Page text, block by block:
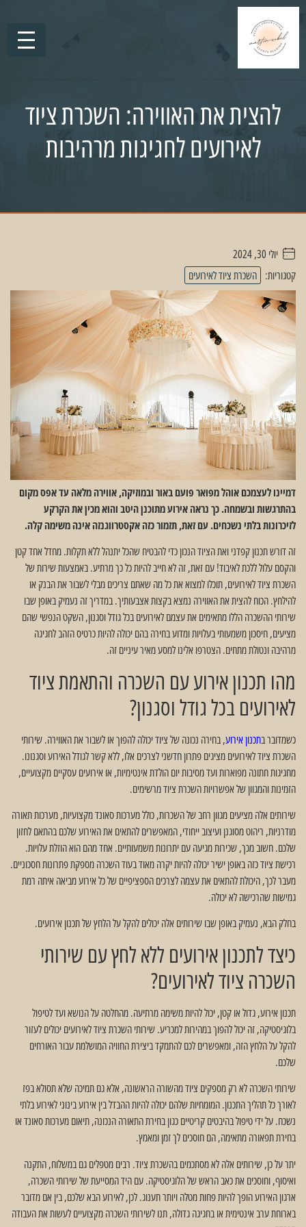
להצית את האווירה: השכרת ציוד
לאירועים לחגיגות מרהיבות
. . . . .יולי 30, 2024
קטגוריות: השכרת ציוד לאירועים
דמיינו לעצמכם אוהל מפואר פועם באור ובמוזיקה, אווירה מלאה עד אפס מקום
בהתרגשות ובשמחה. כך נראה אירוע מתוכנן היטב והוא מכין את הקרקע
לזיכרונות בלתי נשכחים. עם זאת, תזמור כזה אקסטרווגנזה אינה משימה קלה.
זה דורש תכנון קפדני ואת הציוד הנכון כדי להבטיח שהכל יתנהל ללא תקלות. מחדל אחד קטן
והקסם עלול ללכת לאיבוד! עם זאת, זה לא חייב להיות כל כך מרתיע. באמצעות שירות של
השכרת ציוד לאירועים, תוכלו למצוא את כל מה שאתם צריכים מבלי לשבור את הבנק או
להילחץ. הכוח להצית את האווירה נמצא בקצות אצבעותיך. במדריך זה נעמיק באופן שבו
שירותי ההשכרה הללו מתאימים את עצמם לאירועים בכל גודל וסגנון, השקט הנפשי שהם
מציעים, חיסכון משמעותי בעלויות ומדוע בחירה בהם יכולה להיות כרטיס הזהב לחגיגה
מרהיבה ונטולת מתחים. הצטרפו אלינו למסע מאיר עיניים זה.
מהו תכנון אירוע עם השכרה והתאמת ציוד
לאירועים בכל גודל וסגנון?
כשמדובר בתכנון אירוע, בחירה נכונה של ציוד יכולה להפוך או לשבור את האווירה. שירותי
השכרת ציוד לאירועים מציגים פתרון חדשני לצרכים אלו, ללא קשר לגודל האירוע וסגנונו.
מחגיגות חתונה מפוארות ועד מסיבות יום הולדת אינטימיות, או אירועים עסקיים מקצועיים,
הזמינות והמגוון של אפשרויות השכרת ציוד מרשימים.
שירותים אלה מציעים מגוון רחב של השכרות, כולל מערכות סאונד מקצועיות, מערכות תאורה
מודרניות, ריהוט מסוגנן ועיצוב ייחודי, המאפשרים להתאים את האירוע שלכם בהתאם לחזון
שלכם. חשוב מכך, שכירות מגיעה עם יתרונות משמעותיים. אחד מהם הוא הוזלת עלויות.
רכישת ציוד כזה באופן ישיר יכולה להיות יקרה מאוד בעוד השכרה מספקת פתרונות חסכוניים.
מעבר לכך, היכולת להתאים את עצמה לצרכים הספציפיים של כל אירוע מביאה איתה רמת
גמישות שהרכישה לא יכולה.
בחלק הבא, נעמיק באופן שבו שירותים אלה יכולים להקל על הלחץ של תכנון אירועים.
כיצד לתכנון אירועים ללא לחץ עם שירותי
השכרה ציוד לאירועים?
תכנון אירוע, גדול או קטן, יכול להיות משימה מרתיעה. מהחלטה על הנושא ועד לטיפול
בלוגיסטיקה, זה יכול להפוך במהירות למכריע. שירותי השכרת ציוד לאירועים יכולים לעזור
להקל על הלחץ הזה, ומאפשרים לכם להתמקד ביצירת החוויה המושלמת עבור האורחים
שלכם.
שירותי השכרה לא רק מספקים ציוד מהשורה הראשונה, אלא גם תמיכה שלא תסולא בפז
לאורך כל תהליך התכנון. המומחיות שלהם יכולה להיות ההבדל בין אירוע בינוני לאירוע בלתי
נשכח. על ידי טיפול בהיבטים קריטיים כגון בחירת התאורה הנכונה, תיאום מערכות סאונד או
בחירת תפאורה מתאימה, הם חוסכים לך זמן ומאמץ.
יתר על כן, שירותים אלה לא מסתכמים בהשכרת ציוד. רבים מטפלים גם במשלוח, התקנה
ואיסוף, וחוסכים את כאב הראש של הלוגיסטיקה. עם היד המסייעת של שירותי השכרה,
ארגון האירוע הופך להיות פחות מטלה ויותר תענוג. לכן, לאירוע הבא שלכם, בין אם מדובר
בארוחת ערב אינטימית או בחגיגה גדולה, תנו לשירותי השכרה מקצועיים לעשות את העבודה